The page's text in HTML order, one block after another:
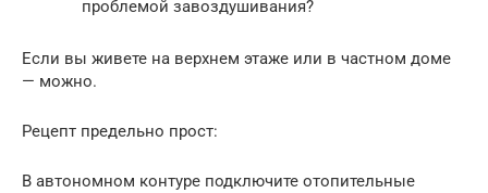
проблемой завоздушивания?
Если вы живете на верхнем этаже или в частном доме
— можно.
Рецепт предельно прост:
В автономном контуре подключите отопительные